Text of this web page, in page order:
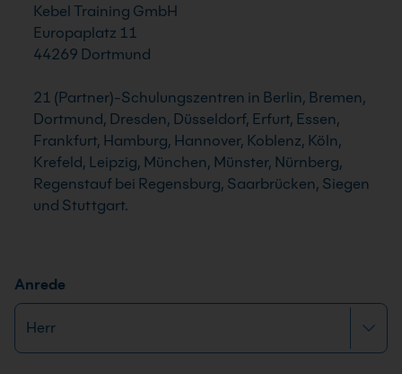
Kebel Training GmbH
Europaplatz 11
44269 Dortmund
21 (Partner)-Schulungszentren in Berlin, Bremen,
Dortmund, Dresden, Düsseldorf, Erfurt, Essen,
Frankfurt, Hamburg, Hannover, Koblenz, Köln,
Krefeld, Leipzig, München, Münster, Nürnberg,
Regenstauf bei Regensburg, Saarbrücken, Siegen
und Stuttgart.
Anrede